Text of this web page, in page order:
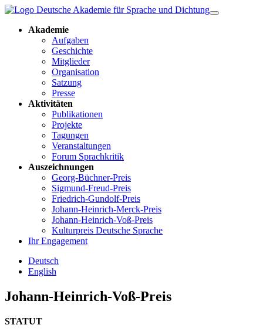
Akademie
Aufgaben
Geschichte
Mitglieder
Organisation
Satzung
Presse
Aktivitäten
Publikationen
Projekte
Tagungen
Veranstaltungen
Forum Sprachkritik
Auszeichnungen
Georg-Büchner-Preis
Sigmund-Freud-Preis
Friedrich-Gundolf-Preis
Johann-Heinrich-Merck-Preis
Johann-Heinrich-Voß-Preis
Kulturpreis Deutsche Sprache
Ihr Engagement
Deutsch
English
Johann-Heinrich-Voß-Preis
STATUT